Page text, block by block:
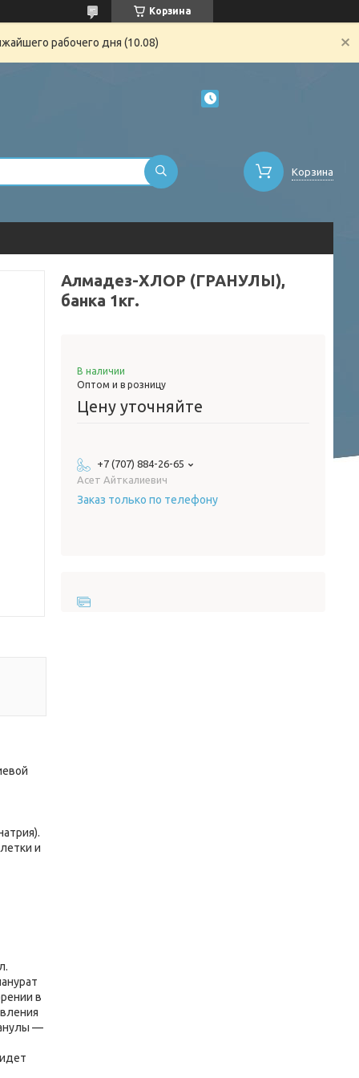
Корзина
рабочего дня (10.08)
Корзина
и
в
—
Алмадез-ХЛОР (ГРАНУЛЫ),
банка 1кг.
В наличии
Оптом и в розницу
Цену уточняйте
+7 (707) 884-26-65
Асет Айткалиевич
Заказ только по телефону